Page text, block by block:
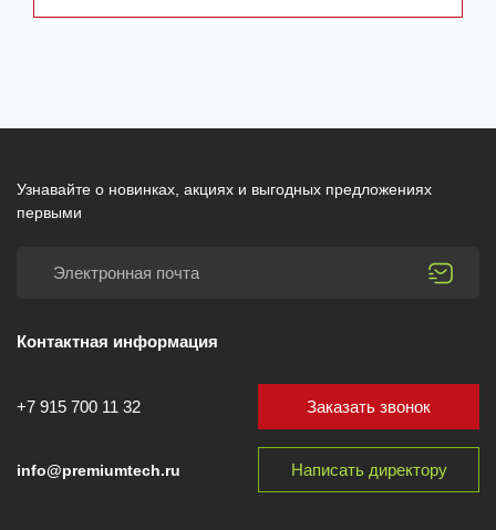
Узнавайте о новинках, акциях и выгодных предложениях
первыми
Контактная информация
+7 915 700 11 32
info@premiumtech.ru
Заказать звонок
Написать директору